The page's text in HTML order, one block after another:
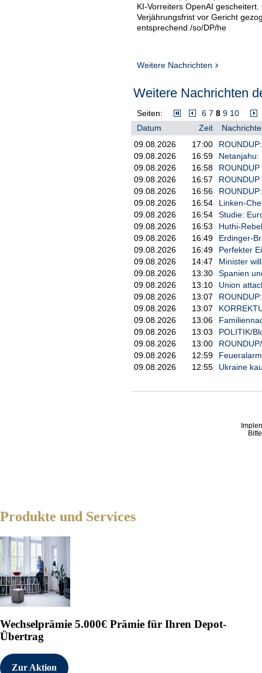
KI-Vorreiters OpenAI
Verjährungsfrist vor Gericht
entsprechend./so/DP/he
Weitere Nachrichten
Weitere Nachrichten
Seiten: 6 7 8 9 10
Datum
Zeit
09.08.2026
17:00
09.08.2026
16:59
09.08.2026
16:58
09.08.2026
16:57
09.08.2026
16:56
09.08.2026
16:54
Linken-
09.08.2026
16:54
Studie:
09.08.2026
16:53
Huthi-
09.08.2026
16:49
Erdinger-
09.08.2026
16:49
Perfekter
09.08.2026
14:47
Minister
09.08.2026
13:30
Spanien
09.08.2026
13:10
Union
09.08.2026
13:07
09.08.2026
13:07
09.08.2026
13:06
09.08.2026
13:03
POLITIK/
09.08.2026
13:00
09.08.2026
12:59
09.08.2026
12:55 Ukraine
Produkte und Services
Wechselprämie 5.000€ Prämie für Ihren Depot-
Übertrag
Zur Aktion